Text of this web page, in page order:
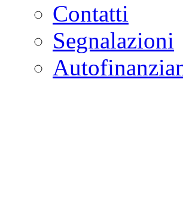
Contatti
Segnalazioni